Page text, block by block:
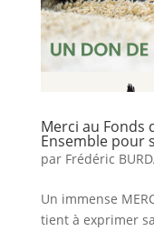
Merci au Fonds
Ensemble pour
par Frédéric
Un immense
tient à exprimer